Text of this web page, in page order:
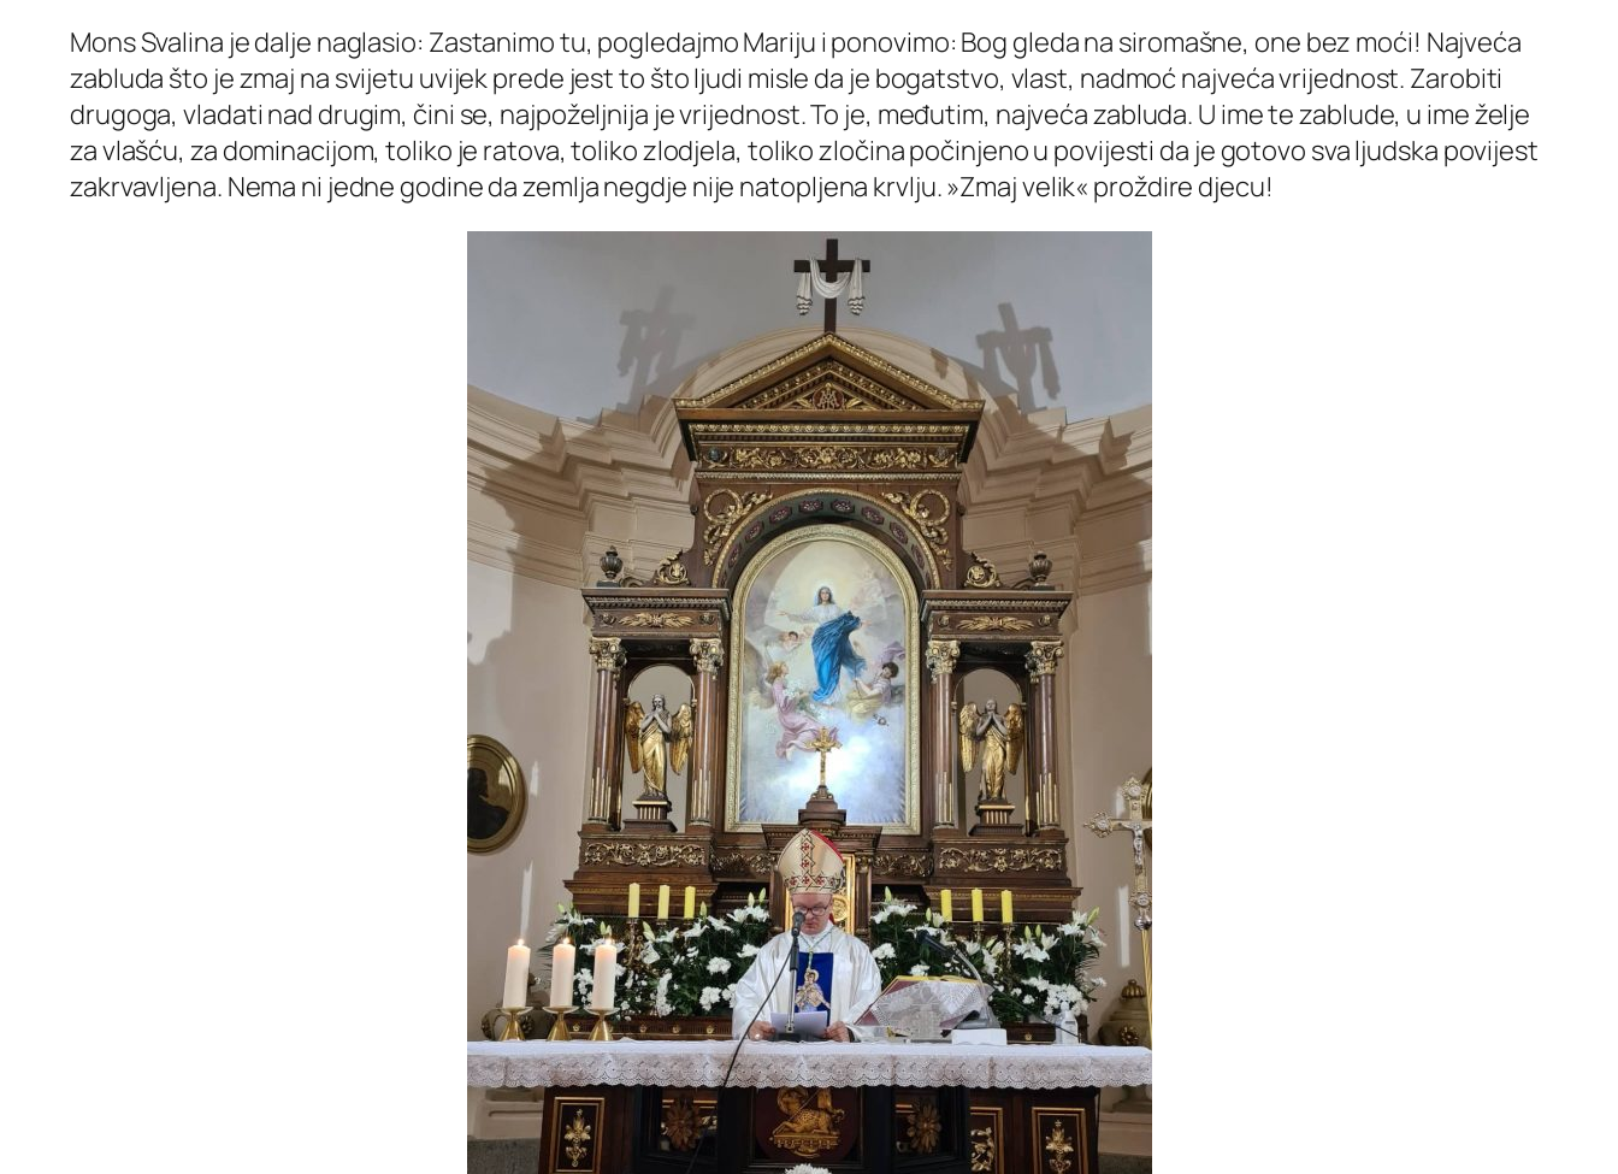
Mons Svalina je dalje naglasio: Zastanimo tu, pogledajmo Mariju i ponovimo: Bog gleda na siromašne, one bez moći! Najveća
zabluda što je zmaj na svijetu uvijek prede jest to što ljudi misle da je bogatstvo, vlast, nadmoć najveća vrijednost. Zarobiti
drugoga, vladati nad drugim, čini se, najpoželjnija je vrijednost. To je, međutim, najveća zabluda. U ime te zablude, u ime želje
za vlašću, za dominacijom, toliko je ratova, toliko zlodjela, toliko zločina počinjeno u povijesti da je gotovo sva ljudska povijest
zakrvavljena. Nema ni jedne godine da zemlja negdje nije natopljena krvlju. »Zmaj velik« proždire djecu!